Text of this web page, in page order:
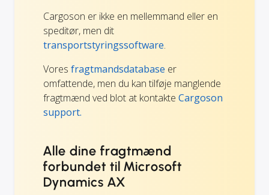
Cargoson er ikke en mellemmand eller en
speditør, men dit
transportstyringssoftware.
Vores fragtmandsdatabase er
omfattende, men du kan tilføje manglende
fragtmænd ved blot at kontakte Cargoson
support.
Alle dine fragtmænd
forbundet til Microsoft
Dynamics AX